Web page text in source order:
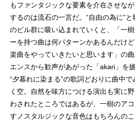
もファンタジックな要素を介在させな
するのは流石の一言だ。“自由の為に”
のビル群に吸い込まれていくと、「一
ーを持つ曲は何パターンかあるんだけ
楽曲をやっていきたいと思います」の
エンスから歓声があがった「akari」を披
“夕暮れに染まる”の歌詞どおりに曲中
く空。自然を味方につける演出も実に
わされたところではあるが、一樹のア
すノスタルジックな音色はもちろんの